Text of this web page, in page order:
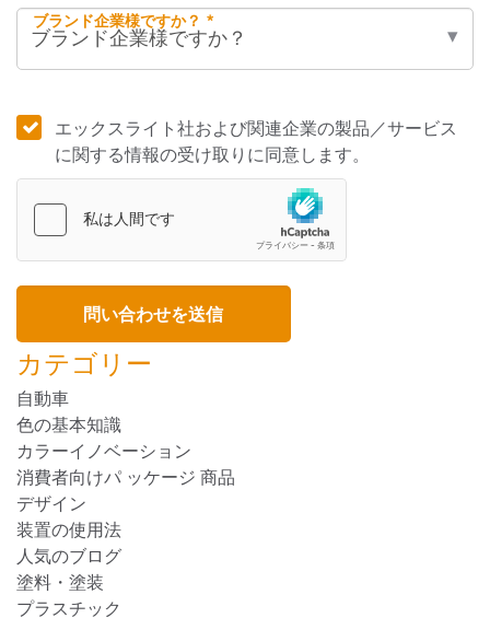
ブランド企業様ですか？ *
エックスライト社および関連企業の製品／サービス
に関する情報の受け取りに同意します。
カテゴリー
自動車
色の基本知識
カラーイノベーション
消費者向けパ ッケージ 商品
デザイン
装置の使用法
人気のブログ
塗料・塗装
プラスチック